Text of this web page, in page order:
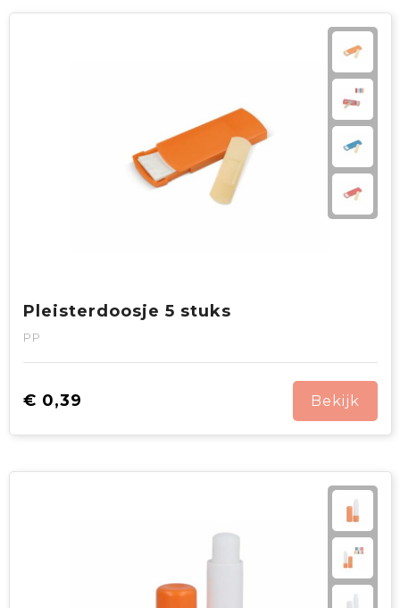
Pleisterdoosje 5 stuks
PP
€ 0,39 Bekijk